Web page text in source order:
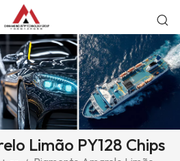
Limão PY128 Chips